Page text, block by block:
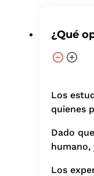
¿Qué
Los
quienes
Dado
Los